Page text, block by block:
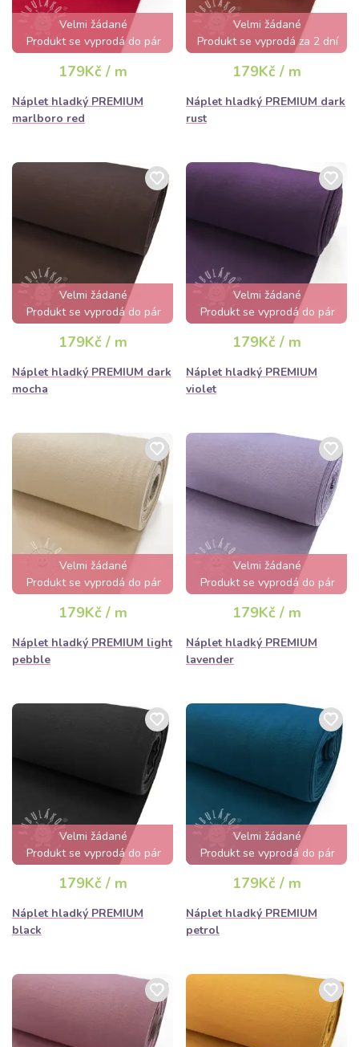
Velmi žádané
Produkt se vyprodá do pár
hodin
179Kč / m
Náplet hladký PREMIUM
marlboro red
Velmi žádané
Produkt se vyprodá za 2 dní
179Kč / m
Náplet hladký PREMIUM dark
rust
Velmi žádané
Produkt se vyprodá do pár
hodin
179Kč / m
Náplet hladký PREMIUM dark
mocha
Velmi žádané
Produkt se vyprodá do pár
hodin
179Kč / m
Náplet hladký PREMIUM
violet
Velmi žádané
Produkt se vyprodá do pár
hodin
179Kč / m
Náplet hladký PREMIUM light
pebble
Velmi žádané
Produkt se vyprodá do pár
hodin
179Kč / m
Náplet hladký PREMIUM
lavender
Velmi žádané
Produkt se vyprodá do pár
hodin
179Kč / m
Náplet hladký PREMIUM
black
Velmi žádané
Produkt se vyprodá do pár
hodin
179Kč / m
Náplet hladký PREMIUM
petrol